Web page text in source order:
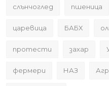
слънчоглед пшеница
царевица БАБХ
протести захар
фермери НАЗ